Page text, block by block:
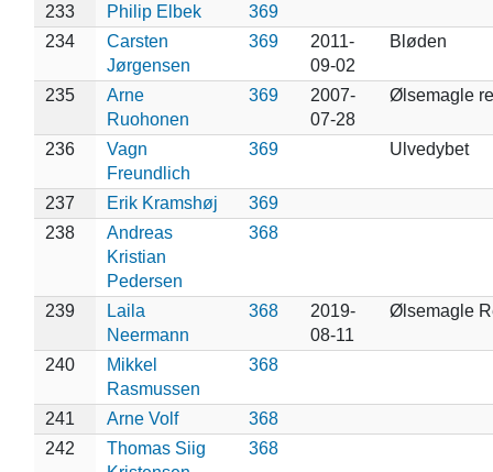
233 Philip Elbek
369
234
Carsten
Jørgensen
369
2011-
09-02
Bløden
235
Arne
Ruohonen
369
2007-
07-28
Ølsemagle
236
Vagn
Freundlich
369 Ulvedybet
237 Erik Kramshøj
369
238
Andreas
Kristian
Pedersen
368
239
Laila
Neermann
368
2019-
08-11
Ølsemagle
240
Mikkel
Rasmussen
368
241 Arne Volf
368
242
Thomas Siig
368